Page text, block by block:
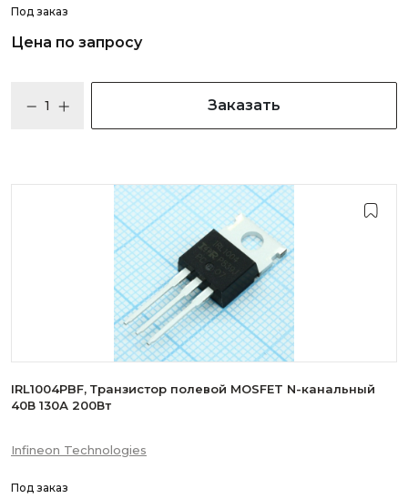
Под заказ
Цена по запросу
Заказать
IRL1004PBF, Транзистор полевой MOSFET N-канальный
40В 130А 200Вт
Infineon Technologies
Под заказ